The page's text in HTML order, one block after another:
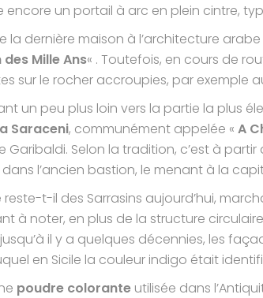
encore un portail à arc en plein cintre,
la dernière maison à l’architecture
des Mille Ans« . Toutefois, en cours de
sur le rocher accroupies, par exemple
un peu plus loin vers la partie la plus
Saraceni, communément appelée « A
Garibaldi. Selon la tradition, c’est à
l’ancien bastion, le menant à la
reste-t-il des Sarrasins aujourd’hui,
à noter, en plus de la structure
il y a quelques décennies, les
en Sicile la couleur indigo était
poudre colorante utilisée dans